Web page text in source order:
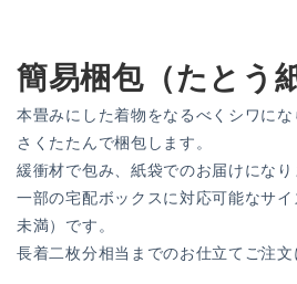
簡易梱包（たとう
本畳みにした着物をなるべくシワに
さくたたんで梱包します。
緩衝材で包み、紙袋でのお届けになり
一部の宅配ボックスに対応可能なサ
未満）です。
長着二枚分相当までのお仕立てご注文